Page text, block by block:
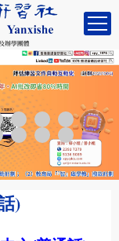
)